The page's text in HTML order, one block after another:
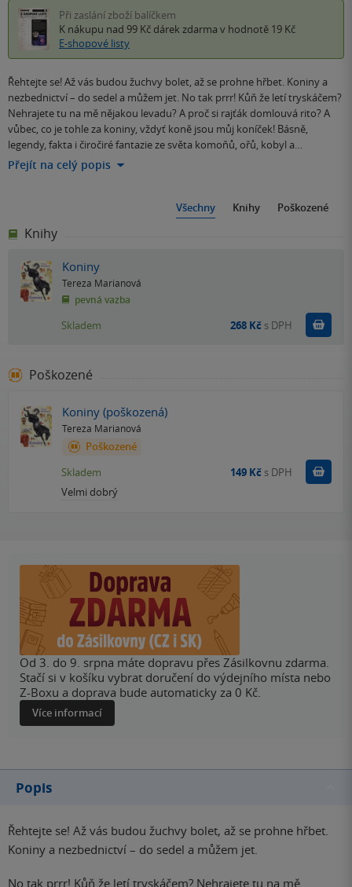
Při zaslání zboží balíčkem
K nákupu nad 99 Kč dárek zdarma v hodnotě 19 Kč
E-shopové listy
Řehtejte se! Až vás budou žuchvy bolet, až se prohne hřbet. Koniny a
nezbednictví – do sedel a můžem jet. No tak prrr! Kůň že letí tryskáčem?
Nehrajete tu na mě nějakou levadu? A proč si rajťák domlouvá rito? A
vůbec, co je tohle za koniny, vždyť koně jsou můj koníček! Básně,
legendy, fakta i čiročiré fantazie ze světa komoňů, ořů, kobyl a…
Přejít na celý popis
Všechny Knihy Poškozené
Knihy
Koniny
Tereza Marianová
pevná vazba
Skladem 268 Kč s DPH
Poškozené
Koniny (poškozená)
Tereza Marianová
Poškozené
Velmi dobrý
Skladem 149 Kč s DPH
Od 3. do 9. srpna máte dopravu přes Zásilkovnu zdarma.
Stačí si v košíku vybrat doručení do výdejního místa nebo
Z-Boxu a doprava bude automaticky za 0 Kč.
Více informací
Popis
Řehtejte se! Až vás budou žuchvy bolet, až se prohne hřbet.
Koniny a nezbednictví – do sedel a můžem jet.
No tak prrr! Kůň že letí tryskáčem? Nehrajete tu na mě